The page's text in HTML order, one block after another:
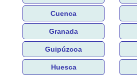
Cuenca
Granada
Guipúzcoa
Huesca